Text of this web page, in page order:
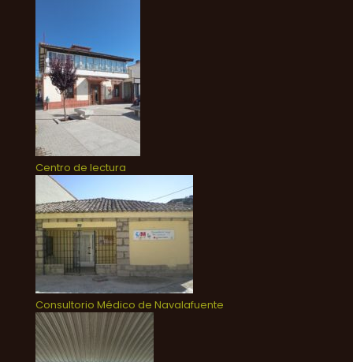
Centro de lectura
Consultorio Médico de Navalafuente